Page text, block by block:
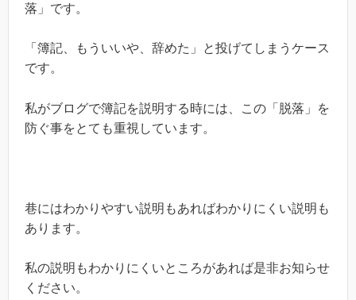
落」です。
「簿記、もういいや、辞めた」と投げてしまうケース
です。
私がブログで簿記を説明する時には、この「脱落」を
防ぐ事をとても重視しています。
巷にはわかりやすい説明もあればわかりにくい説明も
あります。
私の説明もわかりにくいところがあれば是非お知らせ
ください。